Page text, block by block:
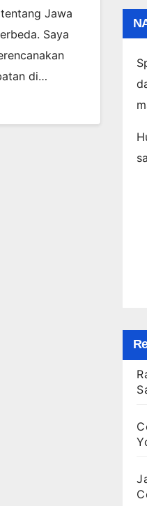
Jawa
Saya
di…